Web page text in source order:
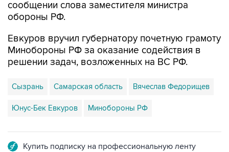
сообщении слова заместителя министра
обороны РФ.
Евкуров вручил губернатору почетную грамоту
Минобороны РФ за оказание содействия в
решении задач, возложенных на ВС РФ.
Сызрань Самарская область Вячеслав Федорищев
Юнус-Бек Евкуров Минобороны РФ
Купить подписку на профессиональную ленту